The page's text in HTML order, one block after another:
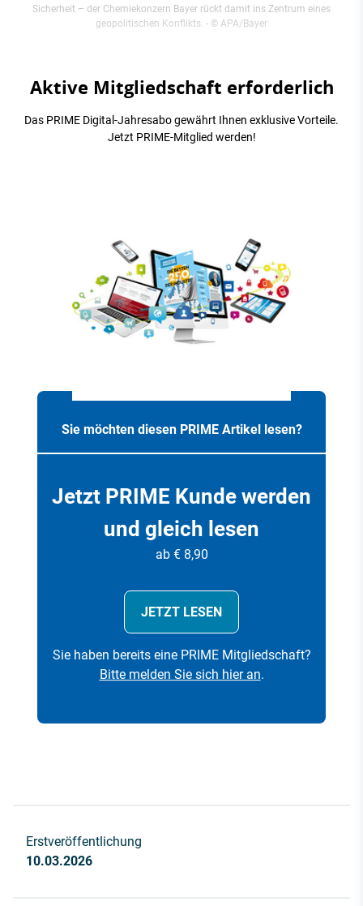
Sicherheit – der Chemiekonzern Bayer rückt damit ins Zentrum eines
geopolitischen Konflikts. - © APA/Bayer
Aktive Mitgliedschaft erforderlich
Das PRIME Digital-Jahresabo gewährt Ihnen exklusive Vorteile.
Jetzt PRIME-Mitglied werden!
Sie möchten diesen PRIME Artikel lesen?
Jetzt PRIME Kunde werden
und gleich lesen
ab € 8,90
JETZT LESEN
Sie haben bereits eine PRIME Mitgliedschaft?
Bitte melden Sie sich hier an.
Erstveröffentlichung
10.03.2026